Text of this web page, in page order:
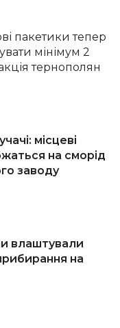
пакетики тепер
мінімум 2
тернополян
місцеві
на сморід
заводу
влаштували
на